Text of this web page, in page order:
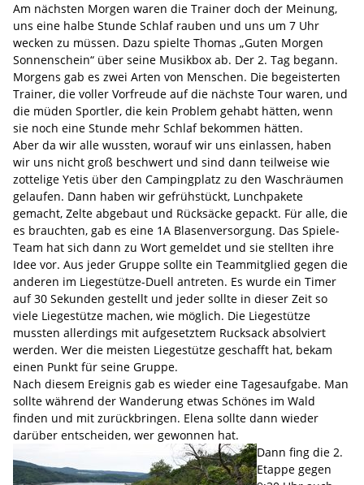
Am nächsten Morgen waren die Trainer doch der Meinung,
uns eine halbe Stunde Schlaf rauben und uns um 7 Uhr
wecken zu müssen. Dazu spielte Thomas „Guten Morgen
Sonnenschein“ über seine Musikbox ab. Der 2. Tag begann.
Morgens gab es zwei Arten von Menschen. Die begeisterten
Trainer, die voller Vorfreude auf die nächste Tour waren, und
die müden Sportler, die kein Problem gehabt hätten, wenn
sie noch eine Stunde mehr Schlaf bekommen hätten.
Aber da wir alle wussten, worauf wir uns einlassen, haben
wir uns nicht groß beschwert und sind dann teilweise wie
zottelige Yetis über den Campingplatz zu den Waschräumen
gelaufen. Dann haben wir gefrühstückt, Lunchpakete
gemacht, Zelte abgebaut und Rücksäcke gepackt. Für alle, die
es brauchten, gab es eine 1A Blasenversorgung. Das Spiele-
Team hat sich dann zu Wort gemeldet und sie stellten ihre
Idee vor. Aus jeder Gruppe sollte ein Teammitglied gegen die
anderen im Liegestütze-Duell antreten. Es wurde ein Timer
auf 30 Sekunden gestellt und jeder sollte in dieser Zeit so
viele Liegestütze machen, wie möglich. Die Liegestütze
mussten allerdings mit aufgesetztem Rucksack absolviert
werden. Wer die meisten Liegestütze geschafft hat, bekam
einen Punkt für seine Gruppe.
Nach diesem Ereignis gab es wieder eine Tagesaufgabe. Man
sollte während der Wanderung etwas Schönes im Wald
finden und mit zurückbringen. Elena sollte dann wieder
darüber entscheiden, wer gewonnen hat.
Dann fing die 2.
Etappe gegen